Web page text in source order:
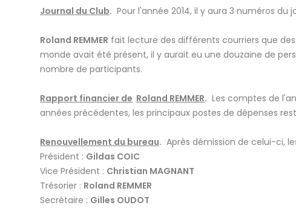
Journal du Club. Pour l'année 2014, il y aura 3 numéros du
Roland REMMER fait lecture des différents courriers que
monde avait été présent, il y aurait eu une douzaine de
nombre de participants.
Rapport financier de Roland REMMER. Les comptes de
années précédentes, les principaux postes de dépenses
Renouvellement du bureau. Après démission de celui-ci,
Président : Gildas COIC
Vice Président : Christian MAGNANT
Trésorier : Roland REMMER
Secrétaire : Gilles OUDOT